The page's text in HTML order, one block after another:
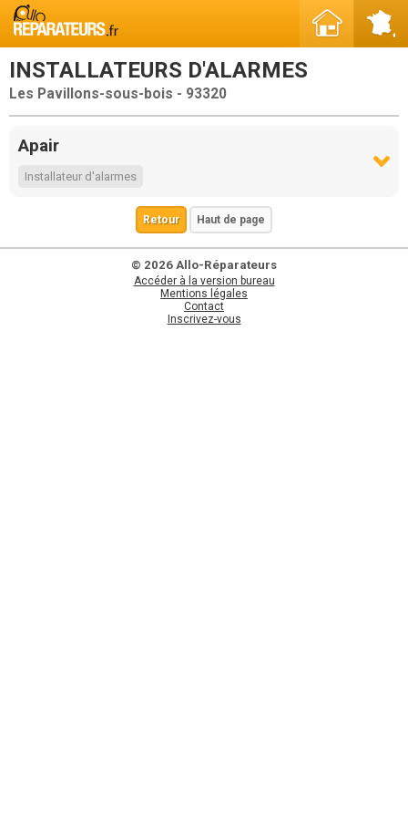
INSTALLATEURS D'ALARMES
Les Pavillons-sous-bois - 93320
Apair
Installateur d'alarmes
Retour Haut de page
© 2026 Allo-Réparateurs
Accéder à la version bureau
Mentions légales
Contact
Inscrivez-vous